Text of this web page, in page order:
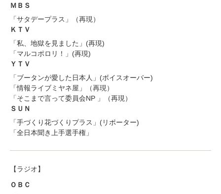
ＭＢＳ
「サタデープラス」（再現）
ＫＴＶ
「私、地獄を見ました」(再現)
「マルコポロリ！」(再現)
ＹＴＶ
「ブータンが愛した日本人」(ボイスオーバー)
「情報ライブミヤネ屋」（再現）
「そこまで言って委員会NP 」（再現）
ＳＵＮ
「手づくり花づくりプラス」(リポーター)
「全日本聞き上手選手権」
【ラジオ】
ＯＢＣ